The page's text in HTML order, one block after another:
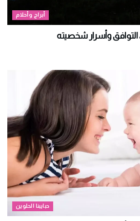
أبراج وأحلام
التوافق وأسرار شخصيته
حبايبنا الحلوين